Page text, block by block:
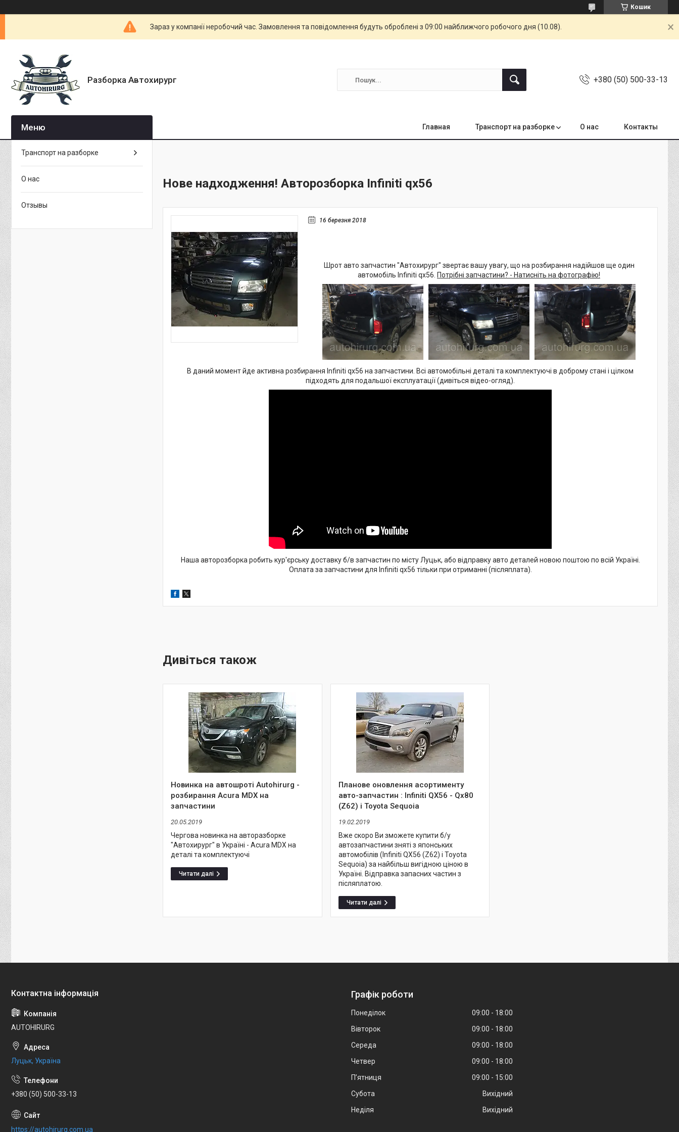
Кошик
Зараз у компанії неробочий час. Замовлення та повідомлення будуть оброблені з 09:00 найближчого робочого дня (10.08).
Разборка Автохирург +380 (50) 500-33-13
Главная Транспорт на разборке О нас Контакты
Нове надходження! Авторозборка Infiniti qx56
16 березня 2018
Шрот авто запчастин "Автохирург" звертає вашу увагу, що на розбирання надійшов ще один
автомобіль Infiniti qx56. Потрібні запчастини? - Натисніть на фотографію!
В даний момент йде активна розбирання Infiniti qx56 на запчастини. Всі автомобільні деталі та комплектуючі в доброму стані і цілком
підходять для подальшої експлуатації (дивіться відео-огляд).
Наша авторозборка робить кур'єрську доставку б/в запчастин по місту Луцьк, або відправку авто деталей новою поштою по всій Україні.
Оплата за запчастини для Infiniti qx56 тільки при отриманні (післяплата).
Новинка на автошроті Autohirurg -
розбирання Acura MDX на
запчастини
20.05.2019
Чергова новинка на авторазборке
"Автохирург" в Україні - Acura MDX на
деталі та комплектуючі
Планове оновлення асортименту
авто-запчастин : Infiniti QX56 - Qx80
(Z62) і Toyota Sequoia
19.02.2019
Вже скоро Ви зможете купити б/у
автозапчастини зняті з японських
автомобілів (Infiniti QX56 (Z62) і Toyota
Sequoia) за найбільш вигідною ціною в
Україні. Відправка запасних частин з
післяплатою.
Транспорт на разборке
О нас
Отзывы
AUTOHIRURG
Луцьк, Україна
+380 (50) 500-33-13
https://autohirurg.com.ua
Графік роботи
Понеділок 09:00
18:00
Вівторок
09:00
18:00
Середа
09:00
18:00
Четвер
09:00
18:00
Пʼятниця
09:00
15:00
Субота
Вихідний
Неділя
Вихідний